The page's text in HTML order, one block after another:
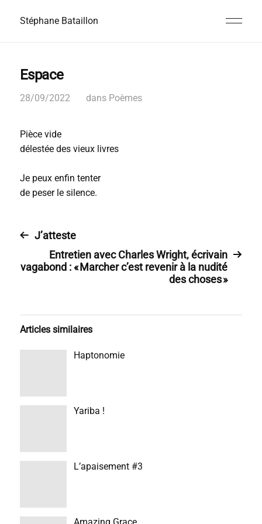
Stéphane Bataillon
Espace
28/09/2022 dans Poèmes
Pièce vide
délestée des vieux livres
Je peux enfin tenter
de peser le silence.
J’atteste
Entretien avec Charles Wright, écrivain
vagabond : « Marcher c’est revenir à la nudité
des choses »
Articles similaires
Haptonomie
Yariba !
L’apaisement #3